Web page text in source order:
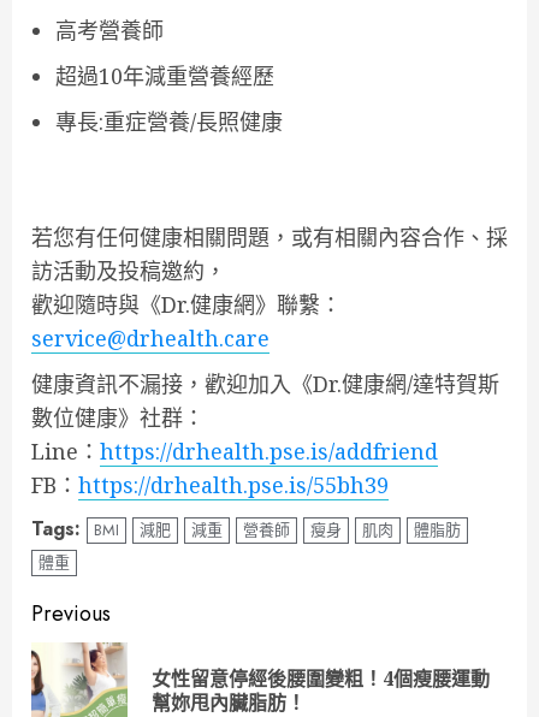
高考營養師
超過10年減重營養經歷
專長:重症營養/長照健康
若您有任何健康相關問題，或有相關內容合作、採
訪活動及投稿邀約，
歡迎隨時與《Dr.健康網》聯繫：
service@drhealth.care
健康資訊不漏接，歡迎加入《Dr.健康網/達特賀斯
數位健康》社群：
Line： https://drhealth.pse.is/addfriend
FB： https://drhealth.pse.is/55bh39
Tags: BMI 減肥 減重 營養師 瘦身 肌肉
體脂肪
體重
Continue
Reading
Previous
女性留意停經後腰圍變粗！4個瘦腰運動
幫妳甩內臟脂肪！